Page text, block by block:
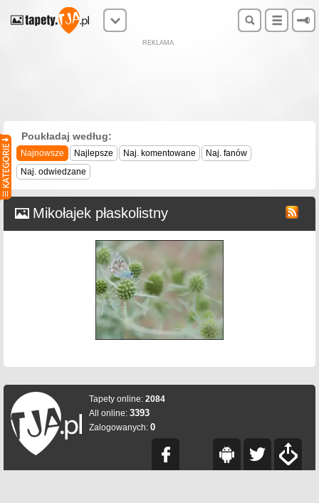
REKLAMA
Poukładaj według:
Najnowsze Najlepsze Naj. komentowane
Naj. fanów
Naj. odwiedzane
Mikołajek płaskolistny
Tapety online: 2084
All online: 3393
Zalogowanych: 0